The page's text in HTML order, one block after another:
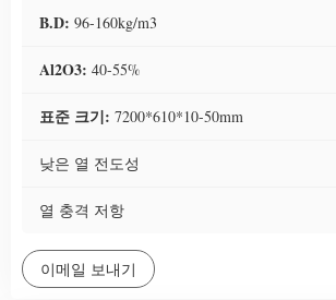
B.D: 96-160kg/m3
Al2O3: 40-55%
표준 크기: 7200*610*10-50mm
낮은 열 전도성
열 충격 저항
이메일 보내기